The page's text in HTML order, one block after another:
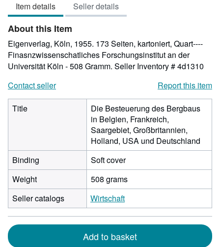
of
5
Item details Seller details
About this Item
Eigenverlag, Köln, 1955. 173 Seiten, kartoniert, Quart----
Finasnzwissenschatliches Forschungsinstitut an der
Universität Köln - 508 Gramm. Seller Inventory # 4d1310
Contact seller
Report this item
Title
Die Besteuerung des Bergbaus
in Belgien, Frankreich,
Saargebiet, Großbritannien,
Holland, USA und Deutschland
Binding
Soft cover
Weight
508 grams
Seller catalogs
Wirtschaft
Add to basket